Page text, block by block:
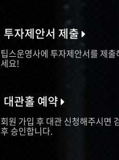
투자제안서 제출
팁스운영사에 투자제안서를 제출
세요!
대관홀 예약
회원 가입 후 대관 신청해주시면
후 승인합니다.